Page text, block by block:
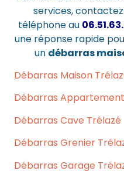
services,
téléphone au
une réponse rapide
un débarras
Débarras Maison
Débarras
Débarras Cave Trélazé
Débarras Grenier
Débarras Garage